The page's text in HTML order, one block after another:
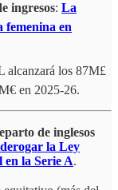
ingresos: La
femenina en
alcanzará los 87M£
en 2025-26.
de inglesos
la Ley
la Serie A.